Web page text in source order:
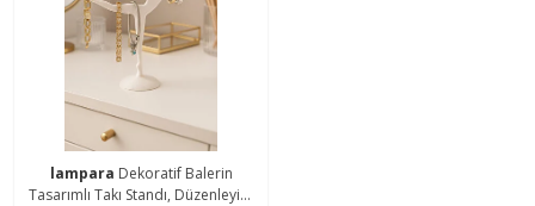
lampara Dekoratif Balerin
Tasarımlı Takı Standı, Düzenleyici,